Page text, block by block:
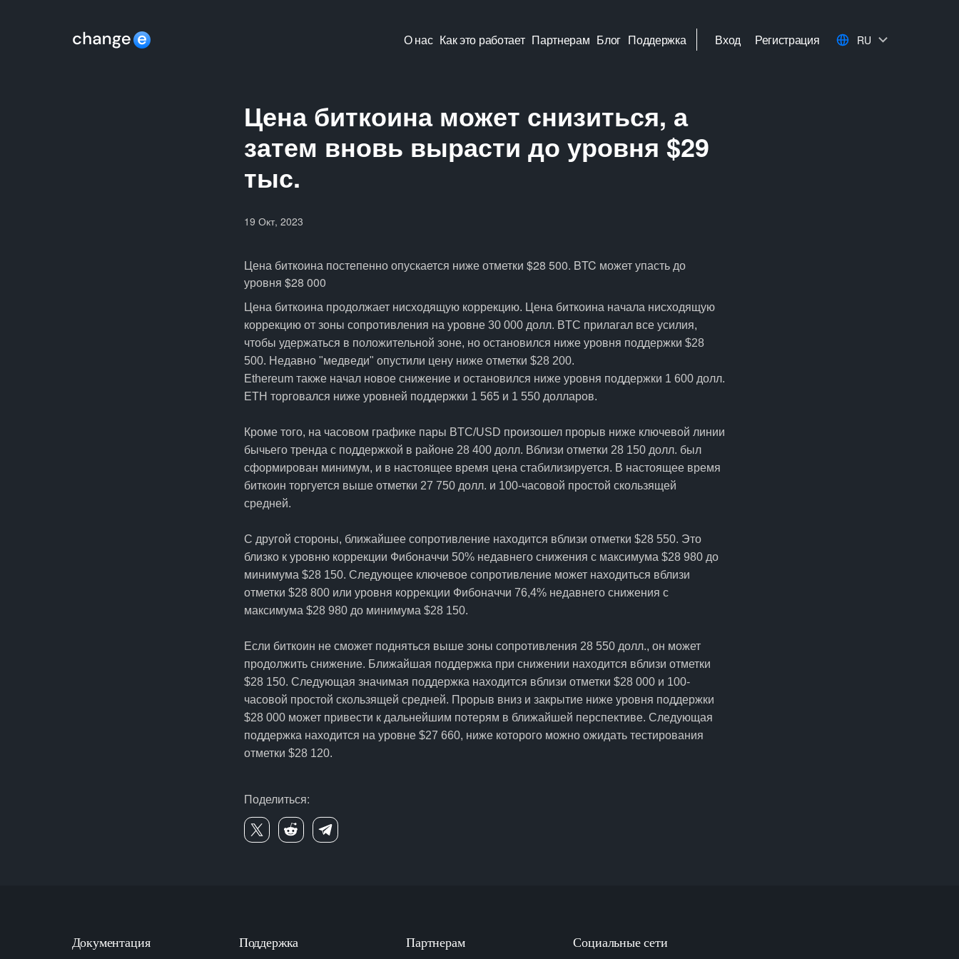
О нас Как это работает Партнерам Блог Поддержка Вход Регистрация RU
Цена биткоина может снизиться, а
затем вновь вырасти до уровня $29
тыс.
19 Окт, 2023
Цена биткоина постепенно опускается ниже отметки $28 500. BTC может упасть до
уровня $28 000
Цена биткоина продолжает нисходящую коррекцию. Цена биткоина начала нисходящую
коррекцию от зоны сопротивления на уровне 30 000 долл. BTC прилагал все усилия,
чтобы удержаться в положительной зоне, но остановился ниже уровня поддержки $28
500. Недавно "медведи" опустили цену ниже отметки $28 200.
Ethereum также начал новое снижение и остановился ниже уровня поддержки 1 600 долл.
ETH торговался ниже уровней поддержки 1 565 и 1 550 долларов.
Кроме того, на часовом графике пары BTC/USD произошел прорыв ниже ключевой линии
бычьего тренда с поддержкой в районе 28 400 долл. Вблизи отметки 28 150 долл. был
сформирован минимум, и в настоящее время цена стабилизируется. В настоящее время
биткоин торгуется выше отметки 27 750 долл. и 100-часовой простой скользящей
средней.
С другой стороны, ближайшее сопротивление находится вблизи отметки $28 550. Это
близко к уровню коррекции Фибоначчи 50% недавнего снижения с максимума $28 980 до
минимума $28 150. Следующее ключевое сопротивление может находиться вблизи
отметки $28 800 или уровня коррекции Фибоначчи 76,4% недавнего снижения с
максимума $28 980 до минимума $28 150.
Если биткоин не сможет подняться выше зоны сопротивления 28 550 долл., он может
продолжить снижение. Ближайшая поддержка при снижении находится вблизи отметки
$28 150. Следующая значимая поддержка находится вблизи отметки $28 000 и 100-
часовой простой скользящей средней. Прорыв вниз и закрытие ниже уровня поддержки
$28 000 может привести к дальнейшим потерям в ближайшей перспективе. Следующая
поддержка находится на уровне $27 660, ниже которого можно ожидать тестирования
отметки $28 120.
Поделиться:
Документация Поддержка Партнерам Социальные сети